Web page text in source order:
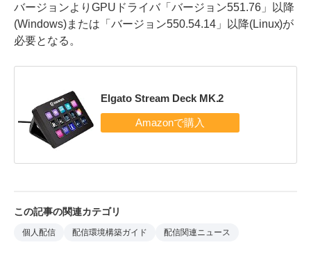
バージョンよりGPUドライバ「バージョン551.76」以降
(Windows)または「バージョン550.54.14」以降(Linux)が
必要となる。
Elgato Stream Deck MK.2
この記事の関連カテゴリ
個人配信 配信環境構築ガイド 配信関連ニュース